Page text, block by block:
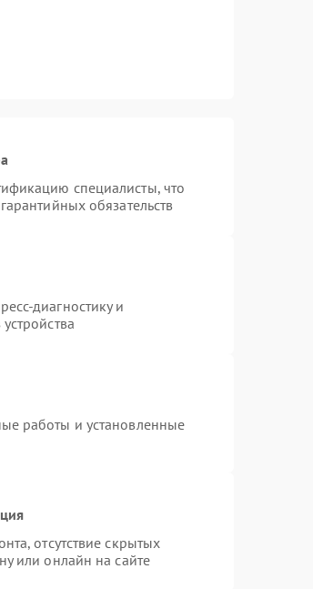
специалисты, что
обязательств
диагностику и
работы и установленные
отсутствие скрытых
или онлайн на сайте